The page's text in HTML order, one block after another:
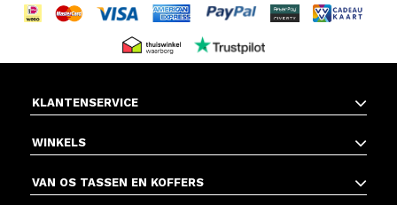
KLANTENSERVICE
WINKELS
VAN OS TASSEN EN KOFFERS